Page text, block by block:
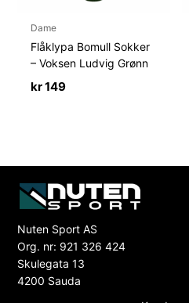
Dame
Flåklypa Bomull Sokker
– Voksen Ludvig Grønn
kr149
Nuten Sport AS
Org. nr: 921 326 424
Skulegata 13
4200 Sauda